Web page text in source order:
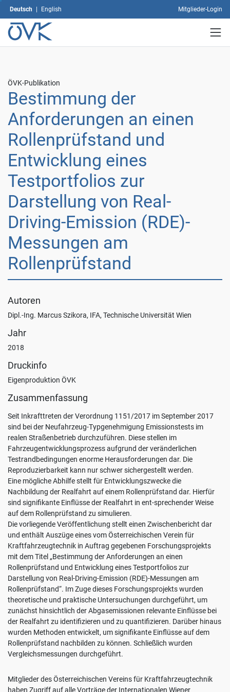
Einwilligung
können
Sie
jederzeit
die
Zukunft
widerrufen,
indem
Sie
Ihre
Einstellungen
ändern.
Informationen
Thema
Datenschutz
finden
Sie
unter:
Datenschutz
Benutzerdefinierte
akzeptieren
Notwendige
Deutsch | English Mitglieder-Login
ÖVK-Publikation
Bestimmung der
Anforderungen an einen
Rollenprüfstand und
Entwicklung eines
Testportfolios zur
Darstellung von Real-
Driving-Emission (RDE)-
Messungen am
Rollenprüfstand
Autoren
Dipl.-Ing. Marcus Szikora, IFA, Technische Universität Wien
Jahr
2018
Druckinfo
Eigenproduktion ÖVK
Zusammenfassung
Seit Inkrafttreten der Verordnung 1151/2017 im September 2017
sind bei der Neufahrzeug-Typgenehmigung Emissionstests im
realen Straßenbetrieb durchzuführen. Diese stellen im
Fahrzeugentwicklungsprozess aufgrund der veränderlichen
Testrandbedingungen enorme Herausforderungen dar. Die
Reproduzierbarkeit kann nur schwer sichergestellt werden.
Eine mögliche Abhilfe stellt für Entwicklungszwecke die
Nachbildung der Realfahrt auf einem Rollenprüfstand dar. Hierfür
sind signifikante Einflüsse der Realfahrt in ent-sprechender Weise
auf dem Rollenprüfstand zu simulieren.
Die vorliegende Veröffentlichung stellt einen Zwischenbericht dar
und enthält Auszüge eines vom Österreichischen Verein für
Kraftfahrzeugtechnik in Auftrag gegebenen Forschungsprojekts
mit dem Titel „Bestimmung der Anforderungen an einen
Rollenprüfstand und Entwicklung eines Testportfolios zur
Darstellung von Real-Driving-Emission (RDE)-Messungen am
Rollenprüfstand“. Im Zuge dieses Forschungsprojekts wurden
theoretische und praktische Untersuchungen durchgeführt, um
zunächst hinsichtlich der Abgasemissionen relevante Einflüsse bei
der Realfahrt zu identifizieren und zu quantifizieren. Darüber hinaus
wurden Methoden entwickelt, um signifikante Einflüsse auf dem
Rollenprüfstand nachbilden zu können. Schließlich wurden
Vergleichsmessungen durchgeführt.
Mitglieder des Österreichischen Vereins für Kraftfahrzeugtechnik
haben Zugriff auf alle Vorträge der Internationalen Wiener